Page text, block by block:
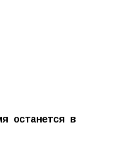
останется в